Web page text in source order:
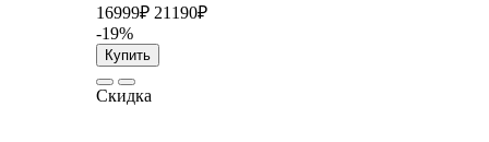
16999₽ 21190₽
-19%
Купить
Скидка